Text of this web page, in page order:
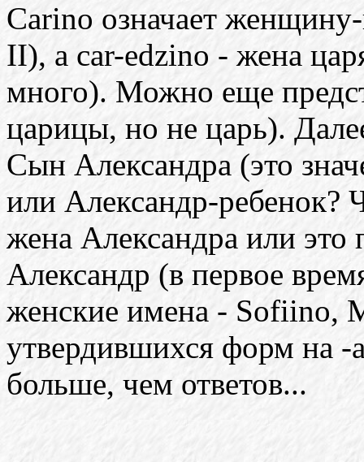
Carino означает
II), а car-edzino - жена
много). Можно еще
царицы, но не царь).
Сын Александра (это
или Александр-ребенок?
жена Александра или
Александр (в первое
женские имена - Sofiino,
утвердившихся форм на
больше, чем ответов...